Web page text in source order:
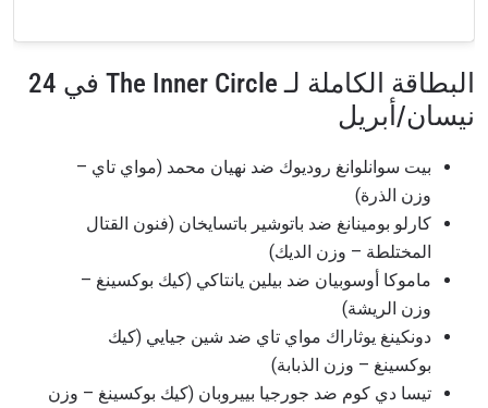
البطاقة الكاملة لـ The Inner Circle في 24
نيسان/أبريل
بيت سوانلوانغ روديوك ضد نهيان محمد (مواي تاي –
وزن الذرة)
كارلو بومينانغ ضد باتوشير باتسايخان (فنون القتال
المختلطة – وزن الديك)
ماموكا أوسوبيان ضد بيلين يانتاكي (كيك بوكسينغ –
وزن الريشة)
دونكينغ يوثاراك مواي تاي ضد شين جيايي (كيك
بوكسينغ – وزن الذبابة)
تيسا دي كوم ضد جورجيا بييروبان (كيك بوكسينغ – وزن